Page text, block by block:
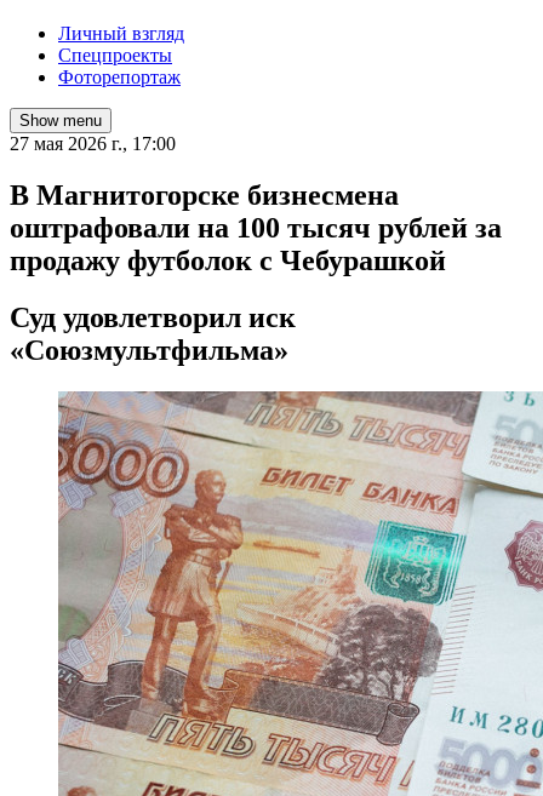
Личный взгляд
Спецпроекты
Фоторепортаж
Show menu
27 мая 2026 г., 17:00
В Магнитогорске бизнесмена
оштрафовали на 100 тысяч рублей за
продажу футболок с Чебурашкой
Суд удовлетворил иск
«Союзмультфильма»